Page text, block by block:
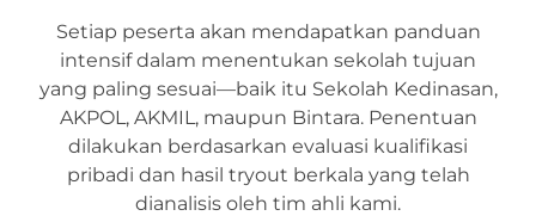
Setiap peserta akan mendapatkan panduan
intensif dalam menentukan sekolah tujuan
yang paling sesuai—baik itu Sekolah Kedinasan,
AKPOL, AKMIL, maupun Bintara. Penentuan
dilakukan berdasarkan evaluasi kualifikasi
pribadi dan hasil tryout berkala yang telah
dianalisis oleh tim ahli kami.